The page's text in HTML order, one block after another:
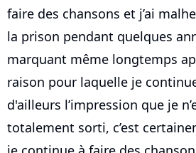
faire des chansons et j’ai
la prison pendant quelques
marquant même longtemps
raison pour laquelle je continue
d'ailleurs l’impression que je
totalement sorti, c’est